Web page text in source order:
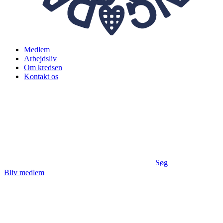
Medlem
Arbejdsliv
Om kredsen
Kontakt os
Søg
Bliv medlem